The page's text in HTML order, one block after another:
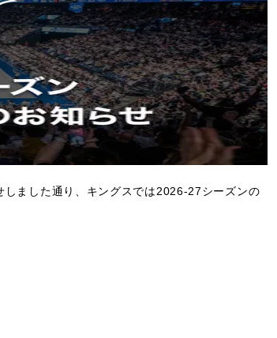
しました通り、キングスでは2026-27シーズンの